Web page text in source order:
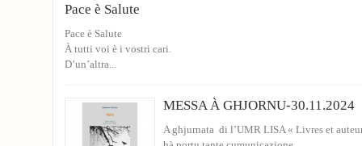
Pace è Salute
Pace è Salute
À tutti voi è i vostri cari.
D’un’altra...
MESSA À GHJORNU-30.11.2024
A ghjurnata di l’UMR LISA « Livres et